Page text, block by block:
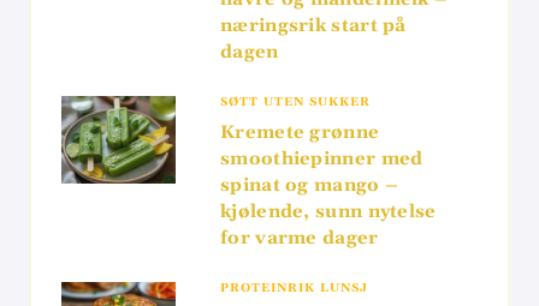
næringsrik start på
dagen
SØTT UTEN SUKKER
Kremete grønne
smoothiepinner med
spinat og mango –
kjølende, sunn nytelse
for varme dager
PROTEINRIK LUNSJ